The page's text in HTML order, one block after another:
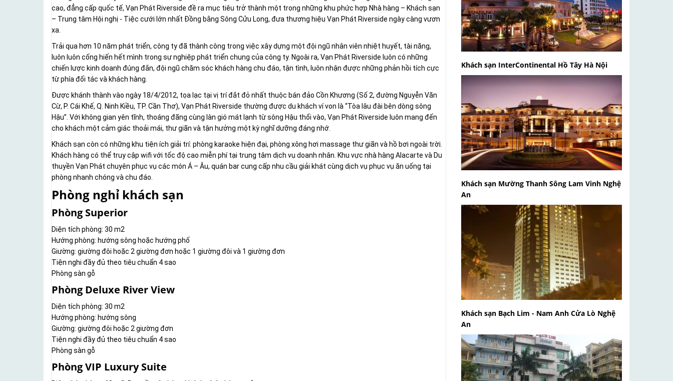
cao, đẳng cấp quốc tế, Vạn Phát Riverside đề ra mục tiêu trở thành một trong những khu phức hợp Nhà hàng – Khách sạn
– Trung tâm Hội nghị - Tiệc cưới lớn nhất Đồng bằng Sông Cửu Long, đưa thương hiệu Vạn Phát Riverside ngày càng vươn
xa.
Trải qua hơn 10 năm phát triển, công ty đã thành công trong việc xây dựng một đội ngũ nhân viên nhiệt huyết, tài năng,
luôn luôn cống hiến hết mình trong sự nghiệp phát triển chung của công ty. Ngoài ra, Vạn Phát Riverside luôn có những
chiến lược kinh doanh đúng đắn, đội ngũ chăm sóc khách hàng chu đáo, tận tình, luôn nhận được những phản hồi tích cực
từ phía đối tác và khách hàng.
Được khánh thành vào ngày 18/4/2012, tọa lạc tại vị trí đắt đỏ nhất thuộc bán đảo Cồn Khương (Số 2, đường Nguyễn Văn
Cừ, P. Cái Khế, Q. Ninh Kiều, TP. Cần Thơ), Vạn Phát Riverside thường được du khách ví von là “Tòa lâu đài bên dòng sông
Hậu”. Với không gian yên tĩnh, thoáng đãng cùng làn gió mát lạnh từ sông Hậu thổi vào, Vạn Phát Riverside luôn mang đến
cho khách một cảm giác thoải mái, thư giãn và tận hưởng một kỳ nghĩ dưỡng đáng nhớ.
Khách sạn còn có những khu tiện ích giải trí: phòng karaoke hiện đại, phòng xông hơi massage thư giãn và hồ bơi ngoài trời.
Khách hàng có thể truy cập wifi với tốc độ cao miễn phí tại trung tâm dịch vụ doanh nhân. Khu vực nhà hàng Alacarte và Du
thuyền Vạn Phát chuyên phục vụ các món Á – Âu, quán bar cung cấp nhu cầu giải khát cùng dịch vụ phục vụ ăn uống tại
phòng nhanh chóng và chu đáo.
Phòng nghỉ khách sạn
Phòng Superior
Diện tích phòng: 30 m2
Hướng phòng: hướng sông hoặc hướng phố
Giường: giường đôi hoặc 2 giường đơn hoặc 1 giường đôi và 1 giường đơn
Tiện nghi đầy đủ theo tiêu chuẩn 4 sao
Phòng sàn gỗ
Phòng Deluxe River View
Diện tích phòng: 30 m2
Hướng phòng: hướng sông
Giường: giường đôi hoặc 2 giường đơn
Tiện nghi đầy đủ theo tiêu chuẩn 4 sao
Phòng sàn gỗ
Phòng VIP Luxury Suite
Khách sạn InterContinental Hồ Tây Hà Nội
Khách sạn Mường Thanh Sông Lam Vinh Nghệ
An
Khách sạn Bạch Lim - Nam Anh Cửa Lò Nghệ
An